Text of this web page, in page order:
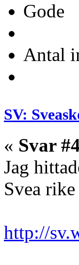
Gode
Antal
SV:
« Svar
Jag
Svea
http://